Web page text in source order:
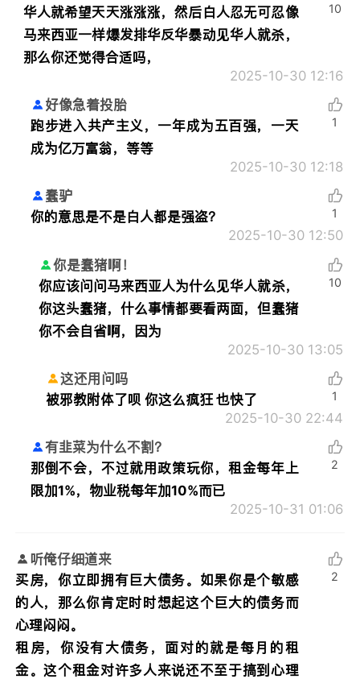
华人就希望天天涨涨涨，然后白人忍无可忍像
马来西亚一样爆发排华反华暴动见华人就杀，
那么你还觉得合适吗，
2025-10-30 12:16
10
好像急着投胎
跑步进入共产主义，一年成为五百强，一天
成为亿万富翁，等等
2025-10-30 12:18
1
蠢驴
你的意思是不是白人都是强盗？
2025-10-30 12:50
1
你是蠢猪啊！
你应该问问马来西亚人为什么见华人就杀，
你这头蠢猪，什么事情都要看两面，但蠢猪
你不会自省啊，因为
2025-10-30 13:05
10
这还用问吗
被邪教附体了呗 你这么疯狂 也快了
2025-10-30 22:44
1
有韭菜为什么不割？
那倒不会，不过就用政策玩你，租金每年上
限加1%，物业税每年加10%而已
2025-10-31 01:06
2
听俺仔细道来
买房，你立即拥有巨大债务。如果你是个敏感
的人，那么你肯定时时想起这个巨大的债务而
心理闷闷。
租房，你没有大债务，面对的就是每月的租
金。这个租金对许多人来说还不至于搞到心理
2